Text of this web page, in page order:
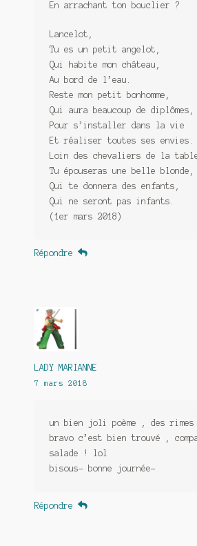
En arrachant ton bouclier ?
Lancelot,
Tu es un petit angelot,
Qui habite mon château,
Au bord de l’eau.
Reste mon petit bonhomme,
Qui aura beaucoup de diplômes,
Pour s’installer dans la vie
Et réaliser toutes ses envies.
Loin des chevaliers de la
Tu épouseras une belle blonde,
Qui te donnera des enfants,
Qui ne seront pas infants.
(1er mars 2018)
Répondre
LADY MARIANNE
7 mars 2018
un bien joli poème , des
bravo c’est bien trouvé ,
salade ! lol
bisous- bonne journée-
Répondre